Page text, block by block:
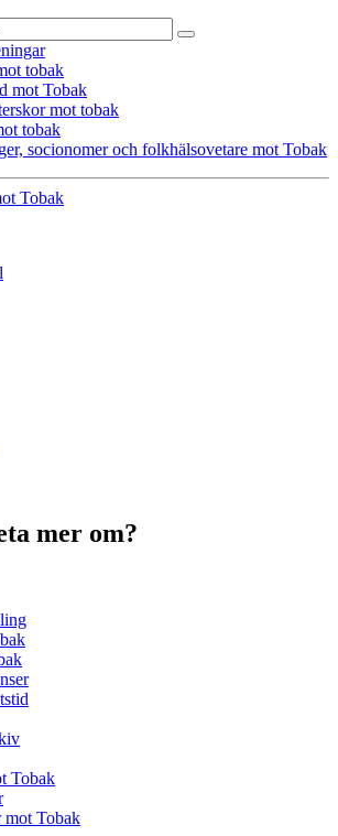
tobak
mot Tobak
mot tobak
tobak
socionomer och folkhälsovetare mot Tobak
mer om?
Tobak
mot Tobak